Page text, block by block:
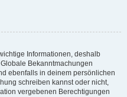
Informationen, deshalb
Bekanntmachungen
ebenfalls in deinem persönlichen
schreiben kannst oder nicht,
vergebenen Berechtigungen